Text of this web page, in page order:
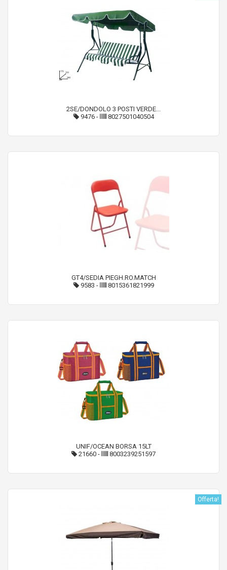
2SE/DONDOLO 3 POSTI VERDE...
9476- 8027501040504
GT4/SEDIA PIEGH.RO.MATCH
9583 - 8015361821999
UNIF/OCEAN BORSA 15LT
21660 - 8003239251597
Offerta!